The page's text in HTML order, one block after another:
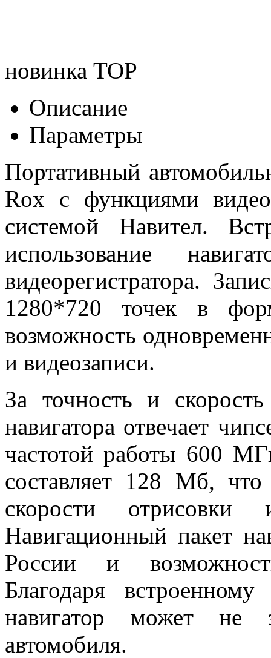
новинка TOP
Описание
Параметры
Портативный
Rox c функциями
системой Навител.
использование
видеорегистратора.
1280*720 точек в
возможность
и видеозаписи.
За точность и
навигатора отвечает
частотой работы 600
составляет 128 Мб, что
скорости отрисовки
Навигационный пакет
России и
Благодаря
навигатор может не
автомобиля.